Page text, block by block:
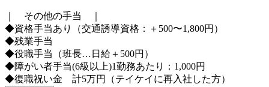
｜ その他の手当 ｜
◆資格手当あり（交通誘導資格：＋500〜1,800円）
◆残業手当
◆役職手当（班長…日給＋500円）
◆障がい者手当(6級以上)1勤務あたり：1,000円
◆復職祝い金 計5万円（テイケイに再入社した方）